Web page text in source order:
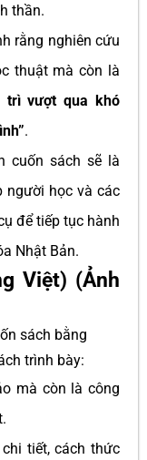
thần.
rằng nghiên cứu
thuật mà còn là
trì vượt qua khó
.
cuốn sách sẽ là
người học và các
để tiếp tục hành
Nhật Bản.
Việt) (Ảnh
sách bằng
trình bày:
mà còn là công
tiết, cách thức